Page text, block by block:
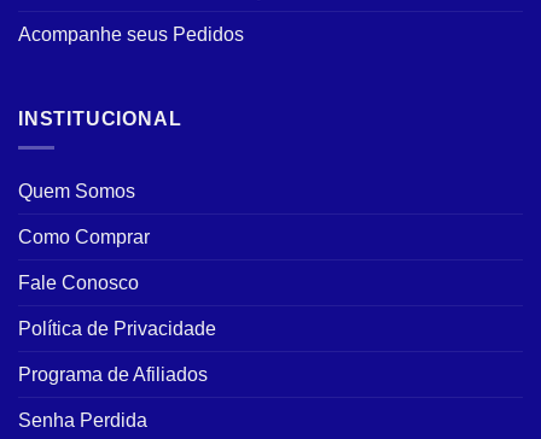
Acompanhe seus Pedidos
INSTITUCIONAL
Quem Somos
Como Comprar
Fale Conosco
Política de Privacidade
Programa de Afiliados
Senha Perdida